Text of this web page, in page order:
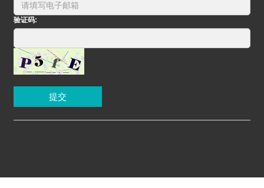
验证码:
提交